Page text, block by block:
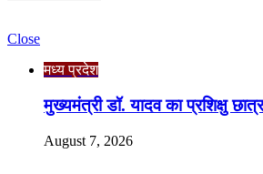
Close
मध्य प्रदेश
मुख्यमंत्री डॉ. यादव का प्रशिक्षु
August 7, 2026